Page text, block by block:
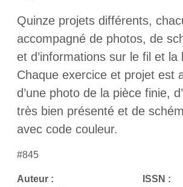
Quinze projets différents,
accompagné de photos, de
et d’informations sur le fil et la
Chaque exercice et projet est
d’une photo de la pièce finie,
très bien présenté et de
avec code couleur.
#845
Auteur :
ISSN :